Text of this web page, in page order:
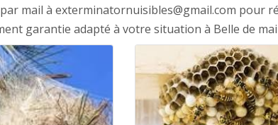
mail à exterminatornuisibles@gmail.com pour
garantie adapté à votre situation à Belle de mai